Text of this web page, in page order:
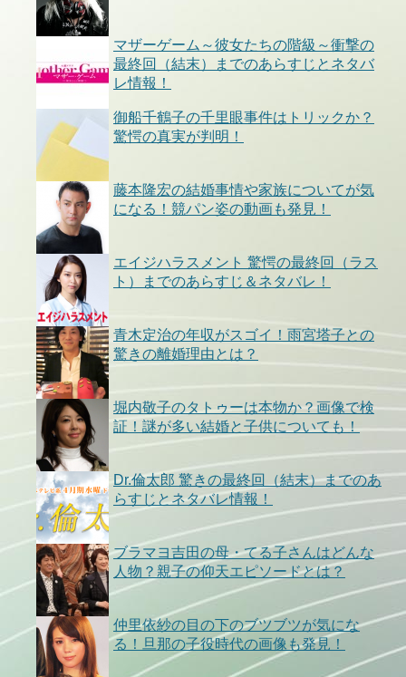
マザーゲーム～彼女たちの階級～衝撃の
最終回（結末）までのあらすじとネタバ
レ情報！
御船千鶴子の千里眼事件はトリックか？
驚愕の真実が判明！
藤本隆宏の結婚事情や家族についてが気
になる！競パン姿の動画も発見！
エイジハラスメント 驚愕の最終回（ラス
ト）までのあらすじ＆ネタバレ！
青木定治の年収がスゴイ！雨宮塔子との
驚きの離婚理由とは？
堀内敬子のタトゥーは本物か？画像で検
証！謎が多い結婚と子供についても！
Dr.倫太郎 驚きの最終回（結末）までのあ
らすじとネタバレ情報！
ブラマヨ吉田の母・てる子さんはどんな
人物？親子の仰天エピソードとは？
仲里依紗の目の下のブツブツが気にな
る！旦那の子役時代の画像も発見！